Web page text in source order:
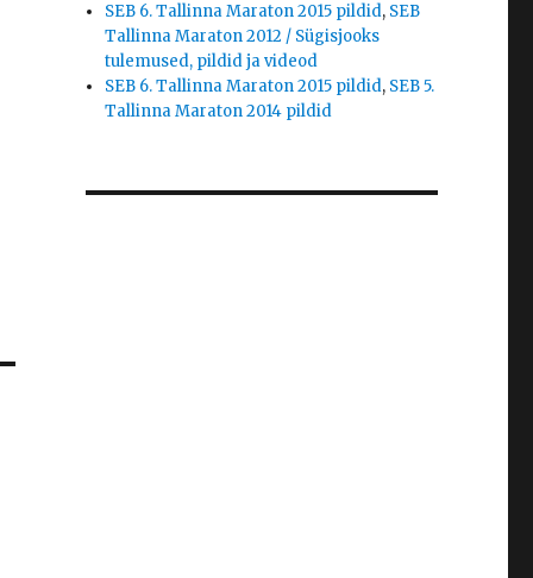
SEB 6. Tallinna Maraton 2015 pildid, SEB
Tallinna Maraton 2012 / Sügisjooks
tulemused, pildid ja videod
SEB 6. Tallinna Maraton 2015 pildid, SEB 5.
Tallinna Maraton 2014 pildid